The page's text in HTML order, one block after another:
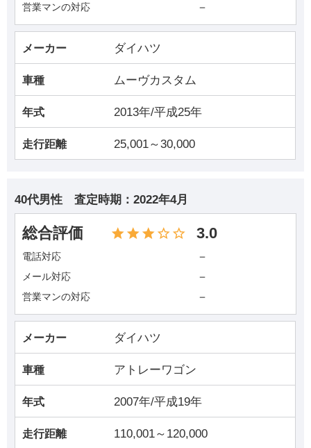
営業マンの対応 －
メーカー ダイハツ
車種 ムーヴカスタム
年式 2013年/平成25年
走行距離 25,001～30,000
40代男性 査定時期： 2022年4月
総合評価 3.0
電話対応 －
メール対応 －
営業マンの対応 －
メーカー ダイハツ
車種 アトレーワゴン
年式 2007年/平成19年
走行距離 110,001～120,000